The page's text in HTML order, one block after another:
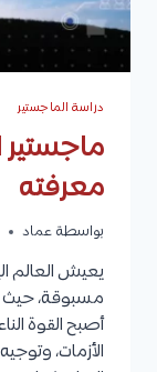
دراسة الماجستير
ماجستير
معرفته
بواسطة عماد
يعيش العالم
مسبوقة، حيث
أصبح القوة
الأزمات،